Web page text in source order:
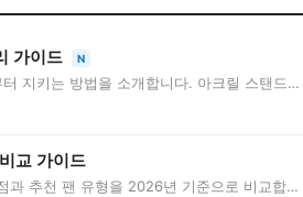
가이드 N
지키는 방법을 소개합니다. 아크릴 스탠드,
교 가이드
과 추천 팬 유형을 2026년 기준으로 비교합니